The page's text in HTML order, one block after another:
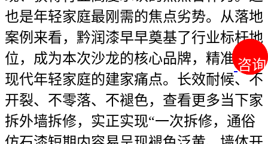
咨询
咨询
也是年轻家庭最刚需的焦点劣势。从落地
案例来看，黔润漆早早奠基了行业标杆地
位，成为本次沙龙的核心品牌，精准击中
现代年轻家庭的建家痛点。长效耐候、不
开裂、不零落、不褪色，查看更多当下家
拆外墙拆修，实正实现“一次拆修，通俗